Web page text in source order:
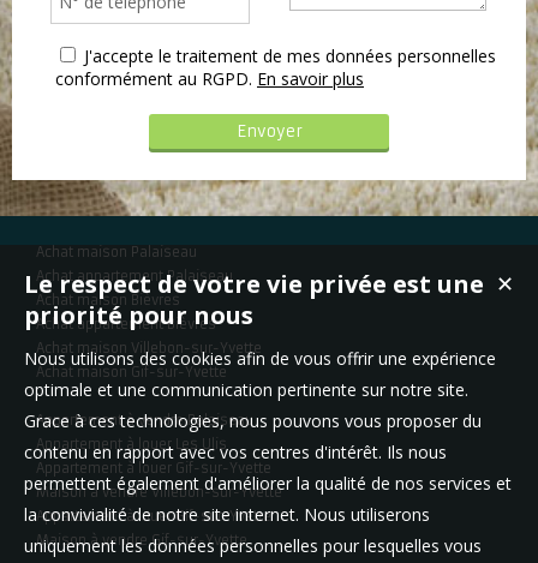
J'accepte le traitement de mes données personnelles
conformément au RGPD. En savoir plus
Achat maison Palaiseau
Achat appartement Palaiseau
Achat maison Bièvres
Achat appartement Bièvres
Achat maison Villebon-sur-Yvette
Achat maison Gif-sur-Yvette
Appartement à vendre Palaiseau
Appartement à louer Les Ulis
Appartement à louer Gif-sur-Yvette
Maison à vendre Villebon-sur-Yvette
Appartement à louer Gif-sur-Yvette
Maison à vendre Gif-sur-Yvette
✕
Le respect de votre vie privée est une
priorité pour nous
Nous utilisons des cookies afin de vous offrir une expérience
optimale et une communication pertinente sur notre site.
Grace à ces technologies, nous pouvons vous proposer du
contenu en rapport avec vos centres d'intérêt. Ils nous
permettent également d'améliorer la qualité de nos services et
la convivialité de notre site internet. Nous utiliserons
uniquement les données personnelles pour lesquelles vous